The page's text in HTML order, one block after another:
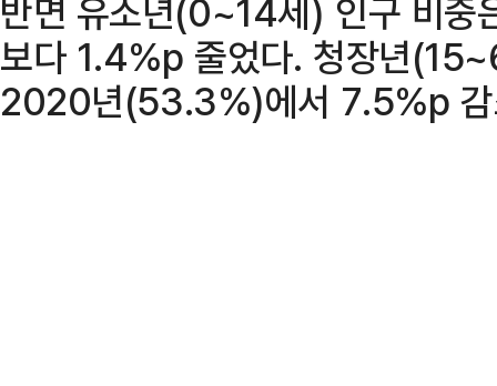
반면 유소년(0~14세) 인구 비
보다 1.4%p 줄었다. 청장년
2020년(53.3%)에서 7.5%p 감